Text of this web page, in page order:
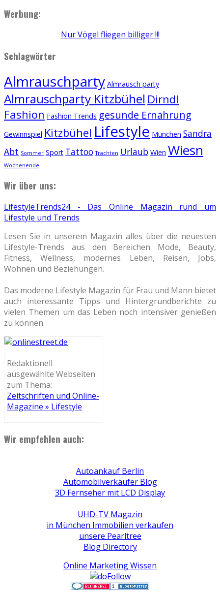
Werbung:
Nur Vögel fliegen billiger !!!
Schlagwörter
Almrauschparty Almrausch party
Almrauschparty Kitzbühel Dirndl
Fashion Fashion Trends gesunde Ernährung
Gewinnspiel Kitzbühel Lifestyle München Sandra
Abt Sommer Sport Tattoo Trachten Urlaub Wien Wiesn
Wochenende
Wir über uns:
LifestyleTrends24 - Das Online Magazin rund um
Lifestyle und Trends
Lesen Sie in unserem Magazin alles über die neuesten
Lifestyle-Trends aus den Bereichen Mode, Beauty,
Fitness, Wellness, modernes Leben, Reisen, Jobs,
Wohnen und Beziehungen.
Das moderne Lifestyle Magazin für Frau und Mann bietet
auch interessante Tipps und Hintergrundberichte zu
vielen Themen um das Leben noch intensiver genießen
zu können.
Redaktionell
ausgewählte Webseiten
zum Thema:
Zeitschriften und Online-
Magazine » Lifestyle
Wir empfehlen auch:
Autoankauf Berlin
Automobilverkäufer Blog
3D Fernseher mit LCD Display
UHD-TV Magazin
in München Immobilien verkaufen
unsere Pearltree
Blog Directory
Online Marketing Wissen